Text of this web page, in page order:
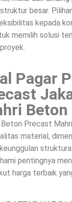
besar.
kepada
memilih solusi
Pagar
Beton
Beton Precast
material,
pentingnya
harga terbaik